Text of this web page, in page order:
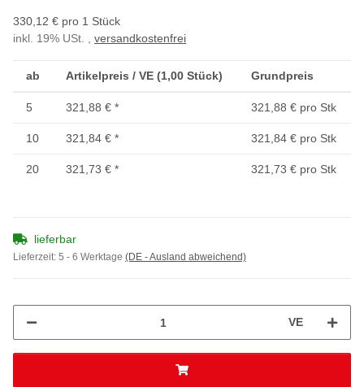
330,12 € pro 1 Stück
inkl. 19% USt. , versandkostenfrei
ab Artikelpreis / VE (1,00 Stück) Grundpreis
5 321,88 € * 321,88 € pro Stk
10 321,84 € * 321,84 € pro Stk
20 321,73 € * 321,73 € pro Stk
lieferbar
Lieferzeit: 5 - 6 Werktage (DE - Ausland abweichend)
VE